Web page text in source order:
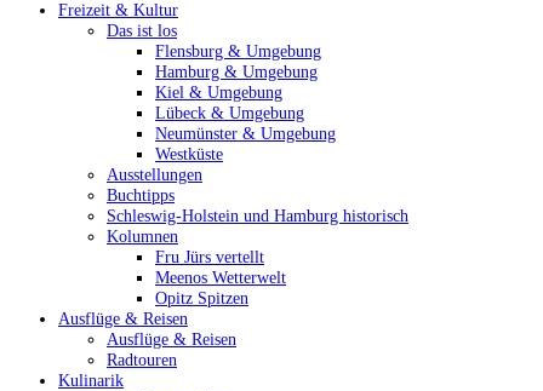
Freizeit & Kultur
Das ist los
Flensburg & Umgebung
Hamburg & Umgebung
Kiel & Umgebung
Lübeck & Umgebung
Neumünster & Umgebung
Westküste
Ausstellungen
Buchtipps
Schleswig-Holstein und Hamburg historisch
Kolumnen
Fru Jürs vertellt
Meenos Wetterwelt
Opitz Spitzen
Ausflüge & Reisen
Ausflüge & Reisen
Radtouren
Kulinarik